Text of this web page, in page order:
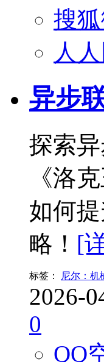
搜
人
异步
探索
《洛
如何
略！ [
标签： 尼尔：机
2026-
0
QQ